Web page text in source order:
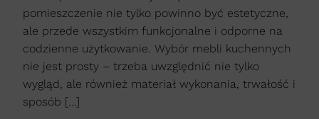
pomieszczenie nie tylko powinno być estetyczne,
ale przede wszystkim funkcjonalne i odporne na
codzienne użytkowanie. Wybór mebli kuchennych
nie jest prosty – trzeba uwzględnić nie tylko
wygląd, ale również materiał wykonania, trwałość i
sposób […]